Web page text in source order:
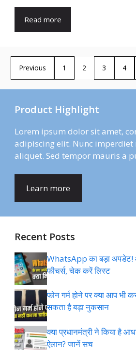
Read more
Previous 1 2 3 4
Product Highlight
Lorem ipsum dolor sit amet,
adipiscing elit. Nunc imperdiet
aliquet. Sed tempor mauris a
Learn more
Recent Posts
WhatsApp का बड़ा अपडेट!
फीचर्स, चेक करें लिस्ट
फोन गर्म होने पर क्या आप भी
सकता है बड़ा नुकसान
क्या प्रधानमंत्री ने किया है
ऐलान? जानें सच